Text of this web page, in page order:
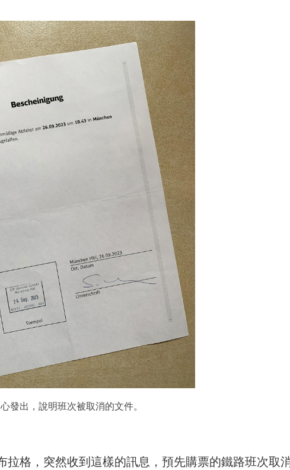
發出，說明班次被取消的文件。
拉格，突然收到這樣的訊息，預先購票的鐵路班次取